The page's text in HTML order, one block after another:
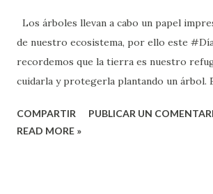
Los árboles llevan a cabo un papel
de nuestro ecosistema, por ello este
recordemos que la tierra es nuestro
cuidarla y protegerla plantando un árbol.
del árbol.
COMPARTIR
PUBLICAR UN
READ MORE »